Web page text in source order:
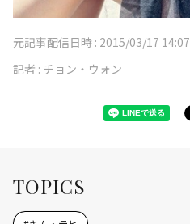
元記事配信日時 : 2015/03/17 14:07
記者 : チョン・ウォン
TOPICS